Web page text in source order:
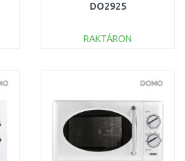
DO2925
RAKTÁRON
Összehasonlítás